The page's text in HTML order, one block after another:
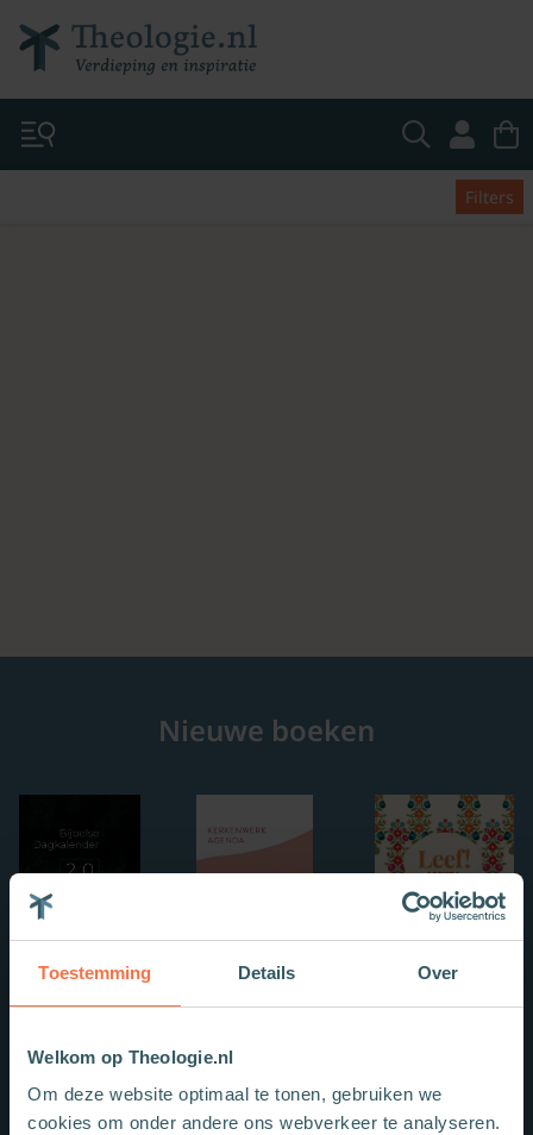
Toestemming Details Over
Welkom op Theologie.nl
Om deze website optimaal te tonen, gebruiken we
cookies om onder andere ons webverkeer te analyseren.
Filters
Nieuwe boeken